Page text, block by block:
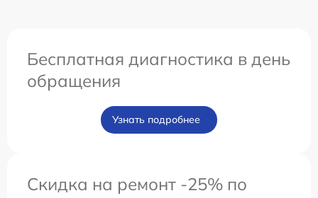
Бесплатная диагностика в день
обращения
Узнать подробнее
Скидка на ремонт -25% по